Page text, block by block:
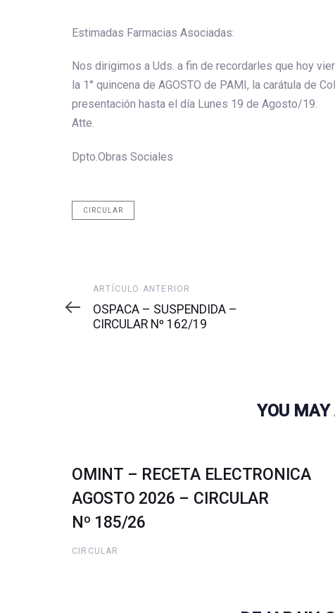
Estimadas Farmacias Asociadas:
Nos dirigimos a Uds. a fin de recordarles que hoy
la 1° quincena de AGOSTO de PAMI, la carátula de
presentación hasta el día Lunes 19 de Agosto/19.
Atte.
Dpto.Obras Sociales
CIRCULAR
Artículo
anterior
ARTÍCULO ANTERIOR
OSPACA – SUSPENDIDA –
CIRCULAR Nº 162/19
YOU MAY
OMINT – RECETA ELECTRONICA
AGOSTO 2026 – CIRCULAR
Nº 185/26
CIRCULAR